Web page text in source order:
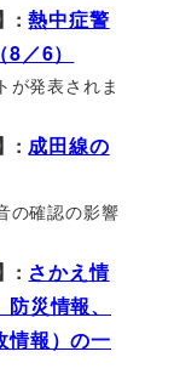
:熱中症警
／6）
が発表されま
: 成田線の
の確認の影響
: さかえ情
災情報、
情報）の一